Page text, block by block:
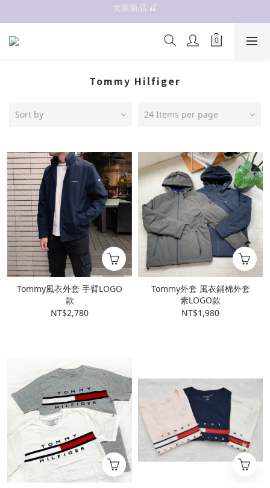
抗UV 50+防曬外套 $299🧊🧊
✨OWALA多款任選✨  點我看全部
抗UV 50+防曬外套 $299🧊🧊
Tommy Hilfiger
Sort by 24 Items per page
Tommy風衣外套 手臂LOGO
款
NT$2,780
Tommy外套 風衣鋪棉外套
素LOGO款
NT$1,980